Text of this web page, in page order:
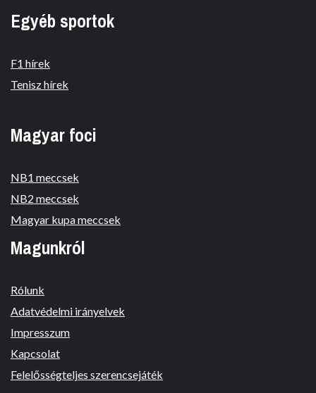
Egyéb sportok
F1 hírek
Tenisz hírek
Magyar foci
NB1 meccsek
NB2 meccsek
Magyar kupa meccsek
Magunkról
Rólunk
Adatvédelmi irányelvek
Impresszum
Kapcsolat
Felelősségteljes szerencsejáték